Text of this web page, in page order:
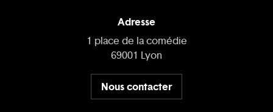
Adresse
1 place de la comédie
69001 Lyon
Nous contacter